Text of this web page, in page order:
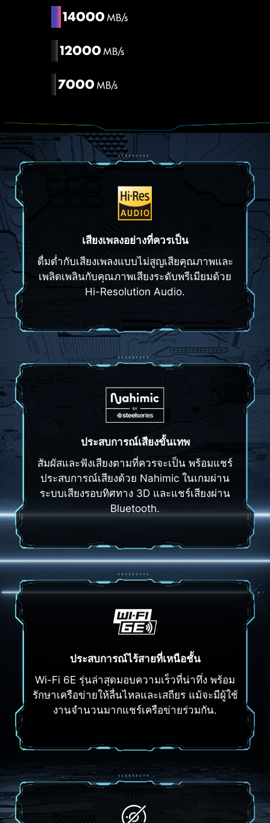
14000MB/s
12000MB/s
7000MB/s
เสียงเพลงอย่างที่ควรเป็น
ดื่มด่ำกับเสียงเพลงแบบไม่สูญเสียคุณภาพและ
เพลิดเพลินกับคุณภาพเสียงระดับพรีเมียมด้วย
Hi-Resolution Audio.
ประสบการณ์เสียงขั้นเทพ
สัมผัสและฟังเสียงตามที่ควรจะเป็น พร้อมแชร์
ประสบการณ์เสียงด้วย Nahimic ในเกมผ่าน
ระบบเสียงรอบทิศทาง 3D และแชร์เสียงผ่าน
Bluetooth.
ประสบการณ์ไร้สายที่เหนือชั้น
Wi-Fi 6E รุ่นล่าสุดมอบความเร็วที่น่าทึ่ง พร้อม
รักษาเครือข่ายให้ลื่นไหลและเสถียร แม้จะมีผู้ใช้
งานจำนวนมากแชร์เครือข่ายร่วมกัน.